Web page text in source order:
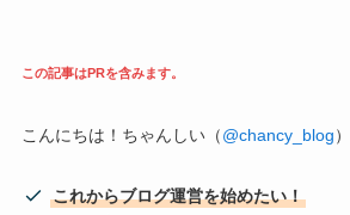
この記事はPRを含みます。
こんにちは！ちゃんしい（@chancy_blog
これからブログ運営を始めたい！